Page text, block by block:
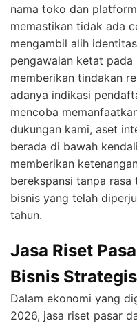
nama toko dan
memastikan tidak ada
mengambil alih
pengawalan ketat
memberikan tindakan
adanya indikasi
mencoba
dukungan kami, aset
berada di bawah
memberikan
berekspansi tanpa
bisnis yang telah
tahun.
Jasa Riset
Bisnis Strategis
Dalam ekonomi yang
2026, jasa riset pasar